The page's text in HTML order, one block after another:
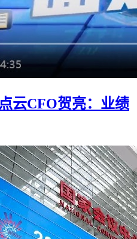
云CFO贺亮：业绩